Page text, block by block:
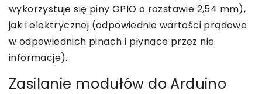
wykorzystuje się piny GPIO o rozstawie 2,54 mm),
jak i elektrycznej (odpowiednie wartości prądowe
w odpowiednich pinach i płynące przez nie
informacje).
Zasilanie modułów do Arduino